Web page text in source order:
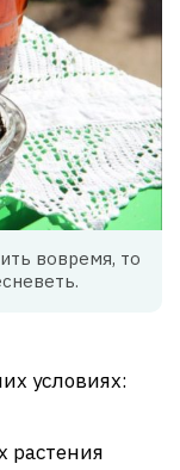
вовремя, то
условиях:
растения